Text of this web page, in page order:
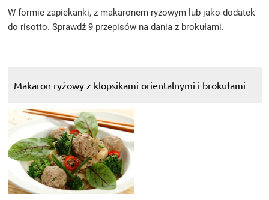
W formie zapiekanki, z makaronem ryżowym lub jako dodatek
do risotto. Sprawdź 9 przepisów na dania z brokułami.
Makaron ryżowy z klopsikami orientalnymi i brokułami